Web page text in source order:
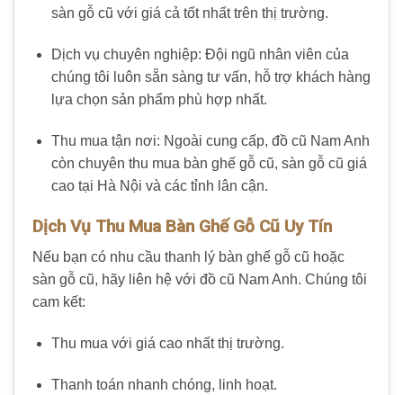
sàn gỗ cũ với giá cả tốt nhất trên thị trường.
Dịch vụ chuyên nghiệp: Đội ngũ nhân viên của
chúng tôi luôn sẵn sàng tư vấn, hỗ trợ khách hàng
lựa chọn sản phẩm phù hợp nhất.
Thu mua tận nơi: Ngoài cung cấp, đồ cũ Nam Anh
còn chuyên thu mua bàn ghế gỗ cũ, sàn gỗ cũ giá
cao tại Hà Nội và các tỉnh lân cận.
Dịch Vụ Thu Mua Bàn Ghế Gỗ Cũ Uy Tín
Nếu bạn có nhu cầu thanh lý bàn ghế gỗ cũ hoặc
sàn gỗ cũ, hãy liên hệ với đồ cũ Nam Anh. Chúng tôi
cam kết:
Thu mua với giá cao nhất thị trường.
Thanh toán nhanh chóng, linh hoạt.